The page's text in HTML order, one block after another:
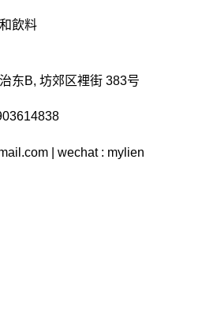
飲料
东B, 坊郊区裡街 383号
| wechat : mylien